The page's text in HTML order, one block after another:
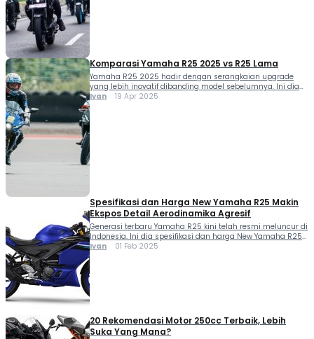
Komparasi Yamaha R25 2025 vs R25 Lama
Yamaha R25 2025 hadir dengan serangkaian upgrade
yang lebih inovatif dibanding model sebelumnya. Ini dia
komparasi Yamaha R25 2025 vs R25 lama. Mengusung
Ivan 19 Apr 2025
Spesifikasi dan Harga New Yamaha R25 Makin
Ekspos Detail Aerodinamika Agresif
Generasi terbaru Yamaha R25 kini telah resmi meluncur di
Indonesia. Ini dia spesifikasi dan harga New Yamaha R25
yang semakin mengekspos detail aerodinamika yang
Ivan 01 Feb 2025
20 Rekomendasi Motor 250cc Terbaik, Lebih
Suka Yang Mana?